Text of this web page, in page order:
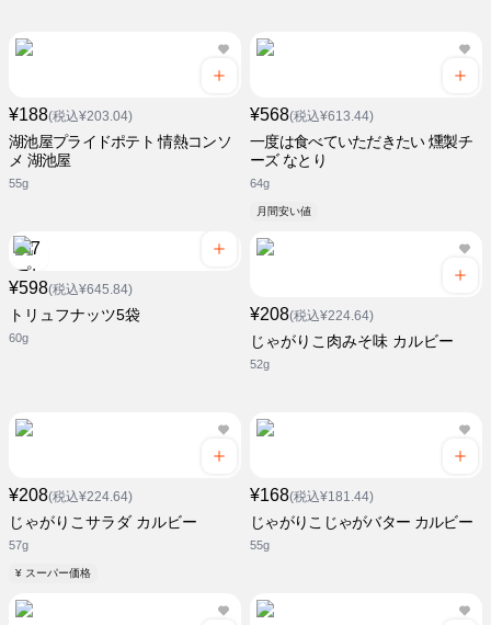
¥188(税込¥203.04)
湖池屋プライドポテト 情熱コンソ
メ 湖池屋
55g
¥568(税込¥613.44)
一度は食べていただきたい 燻製チ
ーズ なとり
64g
月間安い値
¥598(税込¥645.84)
トリュフナッツ5袋
60g
¥208(税込¥224.64)
じゃがりこ肉みそ味 カルビー
52g
¥208(税込¥224.64)
じゃがりこサラダ カルビー
57g
¥ スーパー価格
¥168(税込¥181.44)
じゃがりこじゃがバター カルビー
55g